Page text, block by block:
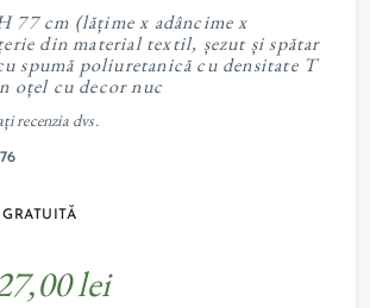
77 cm (lățime x adâncime x
din material textil, șezut și spătar
spumă poliuretanică cu densitate T
oțel cu decor nuc
recenzia dvs.
lei